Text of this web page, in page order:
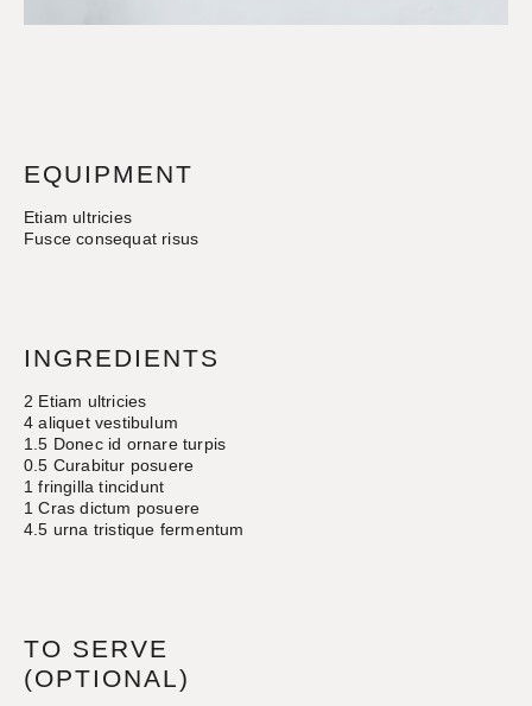
EQUIPMENT
Etiam ultricies
Fusce consequat risus
INGREDIENTS
2 Etiam ultricies
4 aliquet vestibulum
1.5 Donec id ornare turpis
0.5 Curabitur posuere
1 fringilla tincidunt
1 Cras dictum posuere
4.5 urna tristique fermentum
TO SERVE
(OPTIONAL)